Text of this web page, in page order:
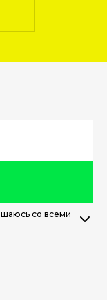
со всеми